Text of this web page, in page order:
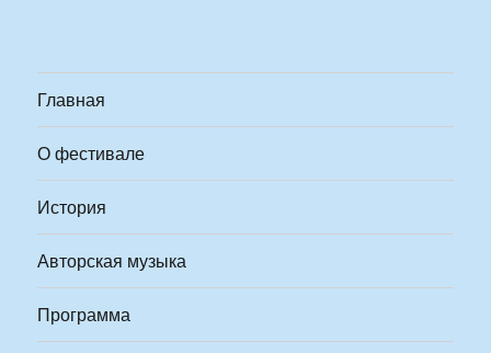
Главная
О фестивале
История
Авторская музыка
Программа